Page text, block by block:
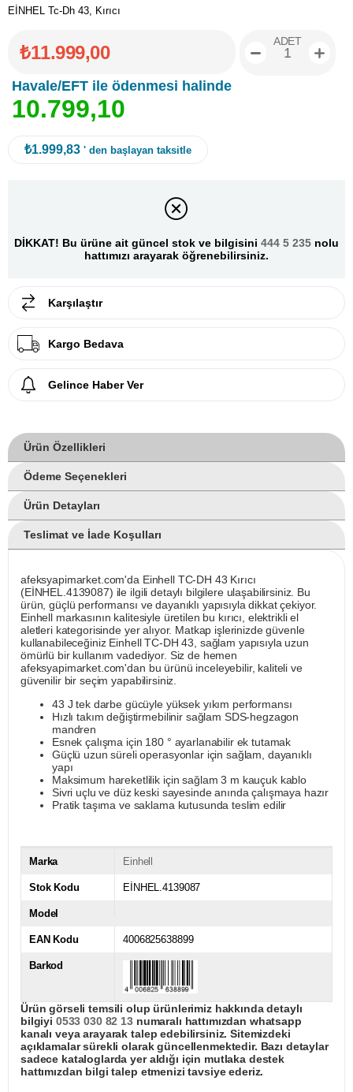
EİNHEL Tc-Dh 43, Kırıcı
₺11.999,00
Havale/EFT ile ödenmesi halinde
10.799,10
ADET
₺1.999,83 ' den başlayan taksitle
DİKKAT! Bu ürüne ait güncel stok ve bilgisini 444 5 235 nolu
hattımızı arayarak öğrenebilirsiniz.
Karşılaştır
Kargo Bedava
Gelince Haber Ver
Ürün Özellikleri
Ödeme Seçenekleri
Ürün Detayları
Teslimat ve İade Koşulları
afeksyapimarket.com'da Einhell TC-DH 43 Kırıcı
(EİNHEL.4139087) ile ilgili detaylı bilgilere ulaşabilirsiniz. Bu
ürün, güçlü performansı ve dayanıklı yapısıyla dikkat çekiyor.
Einhell markasının kalitesiyle üretilen bu kırıcı, elektrikli el
aletleri kategorisinde yer alıyor. Matkap işlerinizde güvenle
kullanabileceğiniz Einhell TC-DH 43, sağlam yapısıyla uzun
ömürlü bir kullanım vadediyor. Siz de hemen
afeksyapimarket.com'dan bu ürünü inceleyebilir, kaliteli ve
güvenilir bir seçim yapabilirsiniz.
43 J tek darbe gücüyle yüksek yıkım performansı
Hızlı takım değiştirmebilinir sağlam SDS-hegzagon
mandren
Esnek çalışma için 180 ° ayarlanabilir ek tutamak
Güçlü uzun süreli operasyonlar için sağlam, dayanıklı
yapı
Maksimum hareketlilik için sağlam 3 m kauçuk kablo
Sivri uçlu ve düz keski sayesinde anında çalışmaya hazır
Pratik taşıma ve saklama kutusunda teslim edilir
Marka Einhell
Stok Kodu EİNHEL.4139087
Model
EAN Kodu 4006825638899
Barkod
Ürün görseli temsili olup ürünlerimiz hakkında detaylı
bilgiyi 0533 030 82 13numaralı hattımızdan whatsapp
kanalı veya arayarak talep edebilirsiniz. Sitemizdeki
açıklamalar sürekli olarak güncellenmektedir. Bazı detaylar
sadece kataloglarda yer aldığı için mutlaka destek
hattımızdan bilgi talep etmenizi tavsiye ederiz.